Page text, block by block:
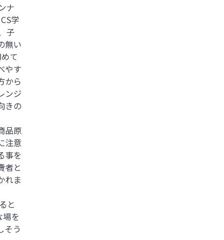
ナ
学
子
無い
て
やす
から
ンジ
きの
品原
注意
事を
者と
れま
と
場を
そう